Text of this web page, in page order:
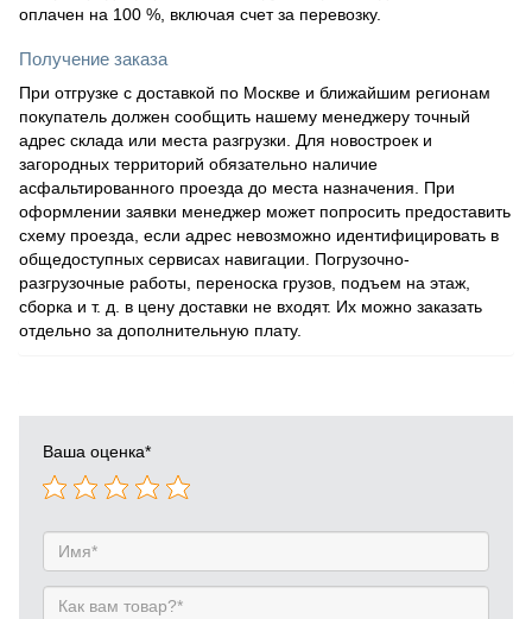
оплачен на 100 %, включая счет за перевозку.
Получение заказа
При отгрузке с доставкой по Москве и ближайшим регионам
покупатель должен сообщить нашему менеджеру точный
адрес склада или места разгрузки. Для новостроек и
загородных территорий обязательно наличие
асфальтированного проезда до места назначения. При
оформлении заявки менеджер может попросить предоставить
схему проезда, если адрес невозможно идентифицировать в
общедоступных сервисах навигации. Погрузочно-
разгрузочные работы, переноска грузов, подъем на этаж,
сборка и т. д. в цену доставки не входят. Их можно заказать
отдельно за дополнительную плату.
Ваша оценка*